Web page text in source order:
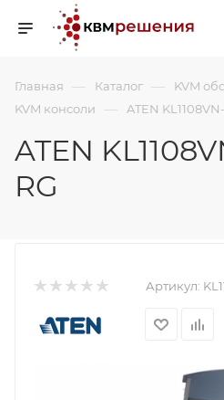
Главная — Каталог — KVM
KVM консоли — ATEN
ATEN
RG
Артикул: